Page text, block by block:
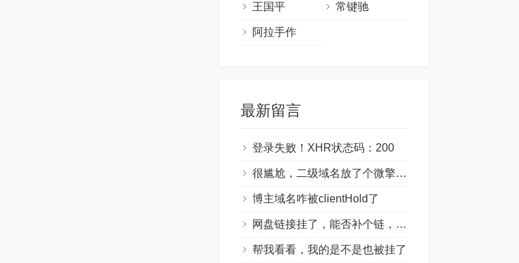
王国平 常键驰
阿拉手作
最新留言
登录失败！XHR状态码：200
很尴尬，二级域名放了个微擎，就被hold了
博主域名咋被clientHold了
网盘链接挂了，能否补个链，想要学习一下这个模块怎么写的，感谢站长
帮我看看，我的是不是也被挂了